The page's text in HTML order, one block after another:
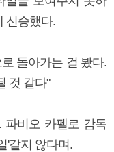
신승했다.
돌아가는 걸 봤다.
것 같다"
파비오 카펠로 감독
'같지 않다며.